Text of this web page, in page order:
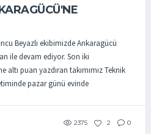
Beyazlı ekibimizde Ankaragücü
ile devam ediyor. Son iki
altı puan yazdıran takımımız Teknik
pazar günü evinde
2375 2 0